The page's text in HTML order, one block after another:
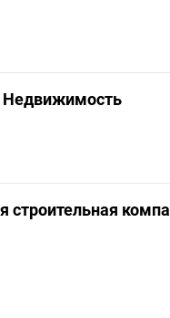
строительная